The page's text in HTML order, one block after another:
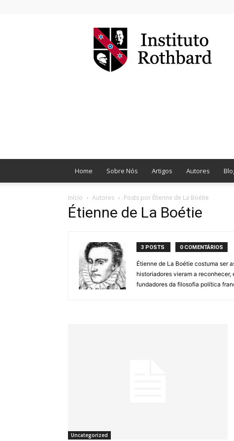
Instituto
Rothbard
Brasil
Home Sobre Nós Artigos Autores
Início Autores Posts por Étienne de La Boétie
Étienne de La Boétie
3 POSTS 0 COMENTÁRIOS
Étienne de La Boétie costuma ser
historiadores vieram a
fundadores da filosofia política
Uncategorized